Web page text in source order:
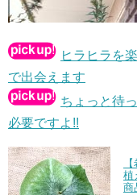
ヒラヒラを
で出会えます
ちょっと待
必要ですよ!!
植
商